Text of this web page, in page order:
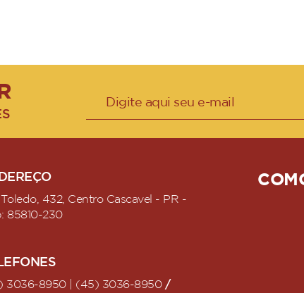
432, Centro Cascavel - PR -
85810-230
3036-8950 | (45) 3036-8950/